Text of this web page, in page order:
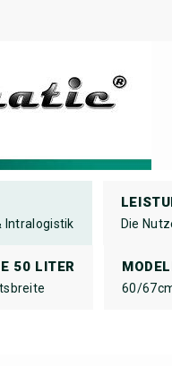
Intralogistik Die
50 LITER
60/